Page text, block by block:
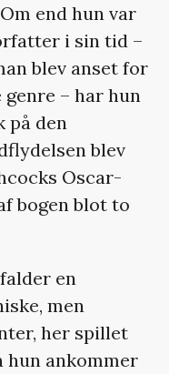
end hun var
i sin tid –
blev anset for
– har hun
på den
blev
Oscar-
bogen blot to
en
men
her spillet
hun ankommer